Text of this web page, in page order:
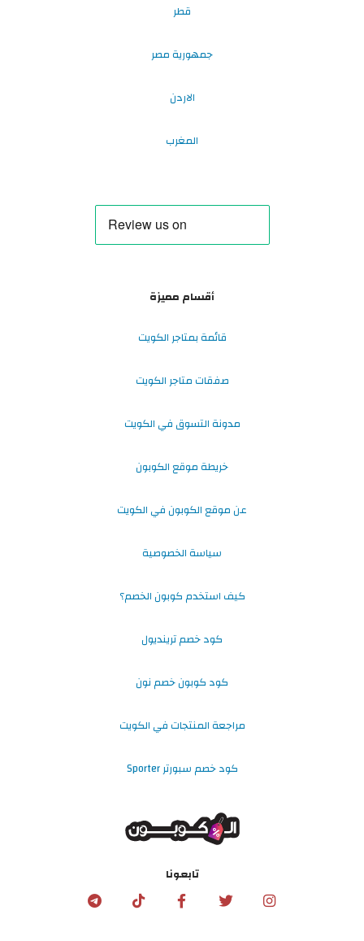
قطر
جمهورية مصر
الاردن
المغرب
أقسام مميزة
قائمة بمتاجر الكويت
صفقات متاجر الكويت
مدونة التسوق في الكويت
خريطة موقع الكوبون
عن موقع الكوبون في الكويت
سياسة الخصوصية
كيف استخدم كوبون الخصم؟
كود خصم ترينديول
كود كوبون خصم نون
مراجعة المنتجات في الكويت
كود خصم سبورتر Sporter
تابعونا